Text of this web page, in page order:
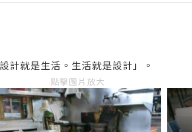
計就是生活。生活就是設計」。
點擊圖片放大